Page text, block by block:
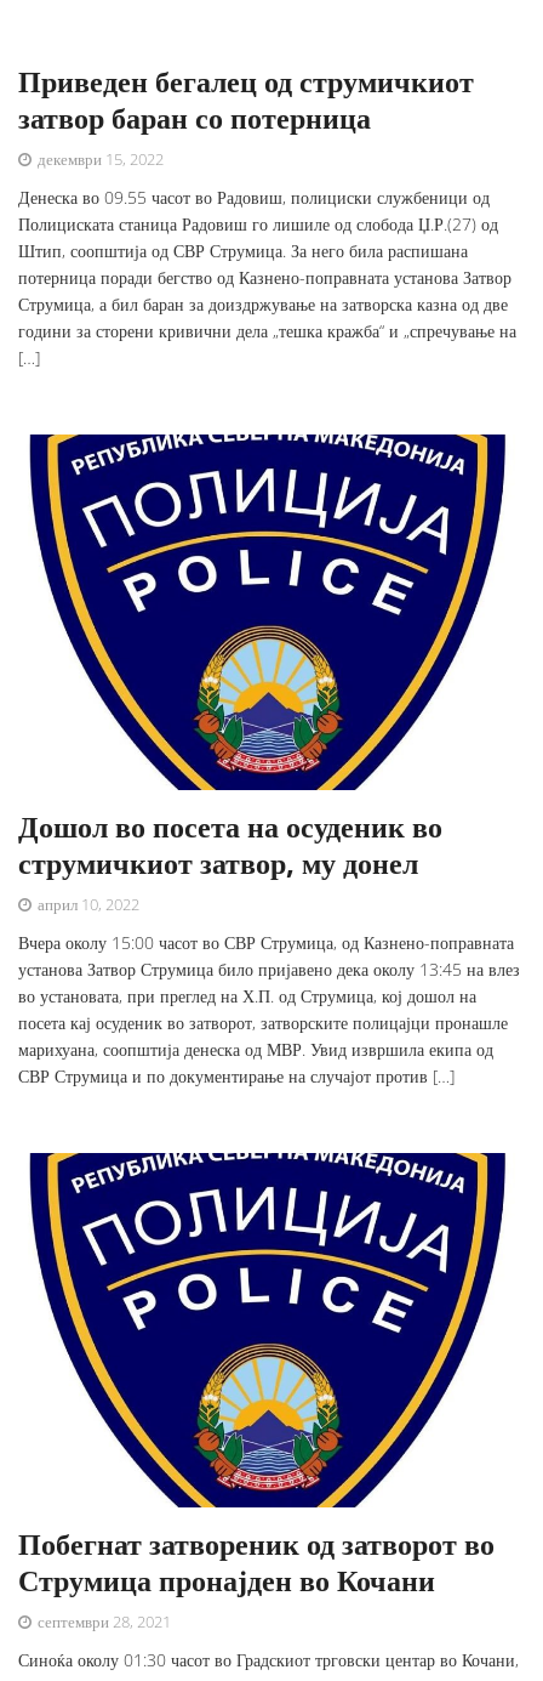
Приведен бегалец од струмичкиот
затвор баран со потерница
декември 15, 2022
Денеска во 09.55 часот во Радовиш, полициски службеници од
Полициската станица Радовиш го лишиле од слобода Џ.Р.(27) од
Штип, соопштија од СВР Струмица. За него била распишана
потерница поради бегство од Казнено-поправната установа Затвор
Струмица, а бил баран за доиздржување на затворска казна од две
години за сторени кривични дела „тешка кражба“ и „спречување на
[…]
Дошол во посета на осуденик во
струмичкиот затвор, му донел
април 10, 2022
Вчера околу 15:00 часот во СВР Струмица, од Казнено-поправната
установа Затвор Струмица било пријавено дека околу 13:45 на влез
во установата, при преглед на Х.П. од Струмица, кој дошол на
посета кај осуденик во затворот, затворските полицајци пронашле
марихуана, соопштија денеска од МВР. Увид извршила екипа од
СВР Струмица и по документирање на случајот против […]
Побегнат затвореник од затворот во
Струмица пронајден во Кочани
септември 28, 2021
Синоќа околу 01:30 часот во Градскиот трговски центар во Кочани,